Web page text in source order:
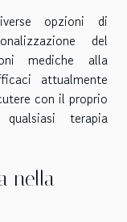
opzioni di
del
mediche alla
attualmente
con il proprio
terapia
nella